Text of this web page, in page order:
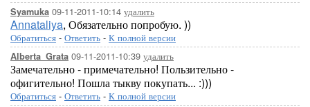
Syamuka 09-11-2011-10:14 удалить
Annataliya, Обязательно попробую. ))
Обратиться - Ответить - К полной версии
Alberta_Grata 09-11-2011-10:39 удалить
Замечательно - примечательно! Пользительно -
офигительно! Пошла тыкву покупать... :)))
Обратиться - Ответить - К полной версии